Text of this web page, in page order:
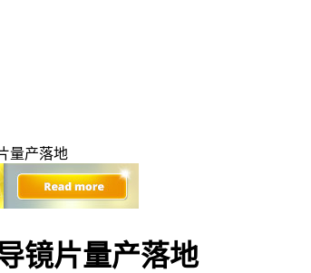
量产落地
镜片量产落地